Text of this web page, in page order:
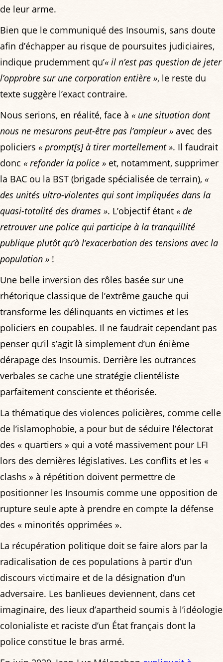
de leur arme.
Bien que le communiqué des Insoumis, sans doute
afin d’échapper au risque de poursuites judiciaires,
indique prudemment qu’« il n’est pas question de jeter
l’opprobre sur une corporation entière », le reste du
texte suggère l’exact contraire.
Nous serions, en réalité, face à « une situation dont
nous ne mesurons peut-être pas l’ampleur » avec des
policiers « prompt[s] à tirer mortellement ». Il faudrait
donc « refonder la police » et, notamment, supprimer
la BAC ou la BST (brigade spécialisée de terrain), «
des unités ultra-violentes qui sont impliquées dans la
quasi-totalité des drames ». L’objectif étant « de
retrouver une police qui participe à la tranquillité
publique plutôt qu’à l’exacerbation des tensions avec la
population » !
Une belle inversion des rôles basée sur une
rhétorique classique de l’extrême gauche qui
transforme les délinquants en victimes et les
policiers en coupables. Il ne faudrait cependant pas
penser qu’il s’agit là simplement d’un énième
dérapage des Insoumis. Derrière les outrances
verbales se cache une stratégie clientéliste
parfaitement consciente et théorisée.
La thématique des violences policières, comme celle
de l’islamophobie, a pour but de séduire l’électorat
des « quartiers » qui a voté massivement pour LFI
lors des dernières législatives. Les conflits et les «
clashs » à répétition doivent permettre de
positionner les Insoumis comme une opposition de
rupture seule apte à prendre en compte la défense
des « minorités opprimées ».
La récupération politique doit se faire alors par la
radicalisation de ces populations à partir d’un
discours victimaire et de la désignation d’un
adversaire. Les banlieues deviennent, dans cet
imaginaire, des lieux d’apartheid soumis à l’idéologie
colonialiste et raciste d’un État français dont la
police constitue le bras armé.